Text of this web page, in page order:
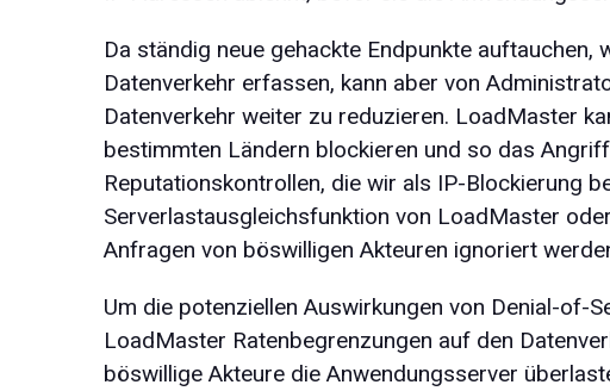
Da ständig neue gehackte Endpunkte
Datenverkehr erfassen, kann aber von
Datenverkehr weiter zu reduzieren. LoadMaster
bestimmten Ländern blockieren und so das
Reputationskontrollen, die wir als IP-Blockierung
Serverlastausgleichsfunktion von LoadMaster
Anfragen von böswilligen Akteuren ignoriert
Um die potenziellen Auswirkungen von Denial-of-
LoadMaster Ratenbegrenzungen auf den
böswillige Akteure die Anwendungsserver